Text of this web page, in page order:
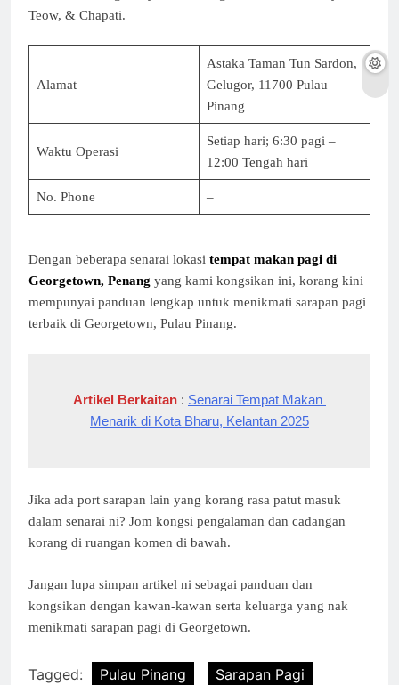
Teow, & Chapati.
Alamat
Astaka Taman Tun Sardon,
Gelugor, 11700 Pulau
Pinang
Waktu Operasi
Setiap hari; 6:30 pagi –
12:00 Tengah hari
No. Phone –
Dengan beberapa senarai lokasi tempat makan pagi di
Georgetown, Penang yang kami kongsikan ini, korang kini
mempunyai panduan lengkap untuk menikmati sarapan pagi
terbaik di Georgetown, Pulau Pinang.
Artikel Berkaitan : Senarai Tempat Makan
Menarik di Kota Bharu, Kelantan 2025
Jika ada port sarapan lain yang korang rasa patut masuk
dalam senarai ni? Jom kongsi pengalaman dan cadangan
korang di ruangan komen di bawah.
Jangan lupa simpan artikel ni sebagai panduan dan
kongsikan dengan kawan-kawan serta keluarga yang nak
menikmati sarapan pagi di Georgetown.
Tagged: Pulau Pinang Sarapan Pagi